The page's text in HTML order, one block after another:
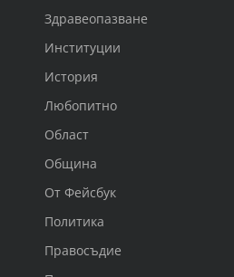
Здравеопазване
Институции
История
Любопитно
Област
Община
От Фейсбук
Политика
Правосъдие